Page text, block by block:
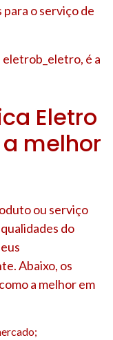
o serviço de
é a
Eletro
a melhor
ou serviço
do
Abaixo, os
a melhor em